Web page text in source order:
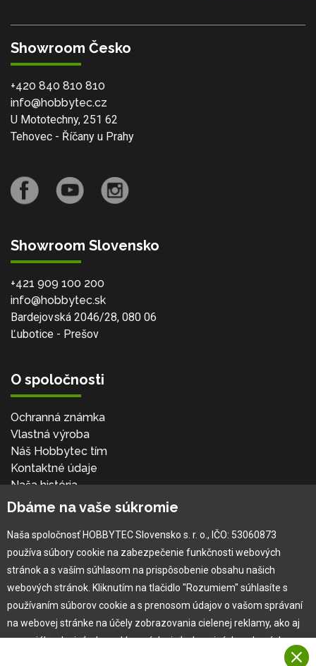
Showroom Česko
+420 840 810 810
info@hobbytec.cz
U Mototechny, 251 62
Tehovec - Říčany u Prahy
Showroom Slovensko
+421 909 100 200
info@hobbytec.sk
Bardejovská 2046/28, 080 06
Ľubotice - Prešov
O spoločnosti
Ochranná známka
Vlastná výroba
Náš Hobbytec tím
Kontaktné údaje
Naša história
Kariéra
Pre zákazníka
Garancia najlepšej ceny
Užívateľský manuál
Obchodné podmienky
Zákazník & partner
Dbáme na vaše súkromie
Naša spoločnosť HOBBYTEC Slovensko s. r. o., IČO: 53060873
používa súbory cookie na zabezpečenie funkčnosti webových
stránok a s vaším súhlasom na prispôsobenie obsahu našich
webových stránok. Kliknutím na tlačidlo "Rozumiem" súhlasíte s
používaním súborov cookie a s prenosom údajov o vašom správaní
na webovej stránke na účely zobrazovania cielenej reklamy, ako aj
na sociálnych sieťach a reklamných sieťach na iných webových